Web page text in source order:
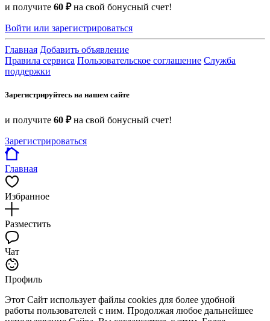
и получите 60 ₽на свой бонусный счет!
Войти или зарегистрироваться
Главная Добавить объявление
Правила сервиса Пользовательское соглашение Служба
поддержки
Зарегистрируйтесь на нашем сайте
и получите 60 ₽на свой бонусный счет!
Зарегистрироваться
Главная
Избранное
Разместить
Чат
Профиль
Этот Сайт использует файлы cookies для более удобной
работы пользователей с ним. Продолжая любое дальнейшее